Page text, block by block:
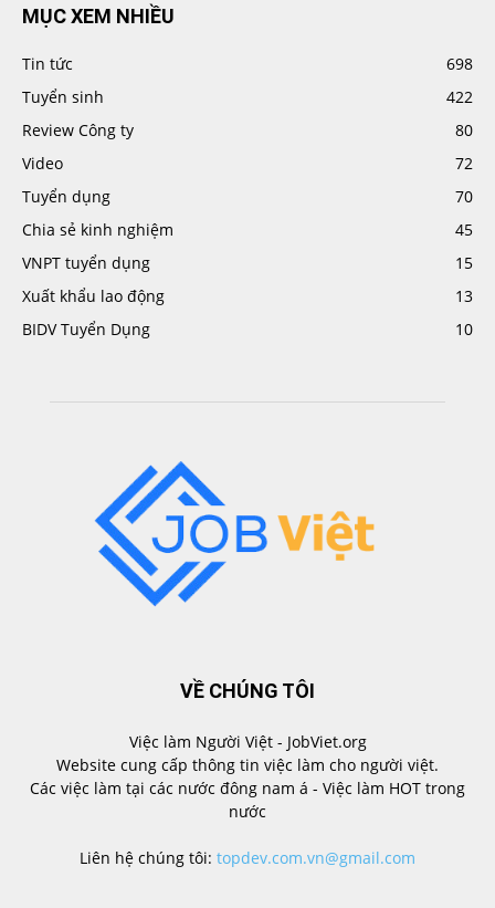
MỤC XEM NHIỀU
Tin tức
698
Tuyển sinh
422
Review Công ty
80
Video
72
Tuyển dụng
70
Chia sẻ kinh nghiệm
45
VNPT tuyển dụng
15
Xuất khẩu lao động
13
BIDV Tuyển Dụng
10
VỀ CHÚNG TÔI
Việc làm Người Việt - JobViet.org
Website cung cấp thông tin việc làm cho người việt.
Các việc làm tại các nước đông nam á - Việc làm HOT trong
nước
Liên hệ chúng tôi: topdev.com.vn@gmail.com